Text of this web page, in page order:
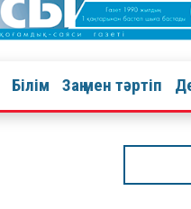
Білім Заң мен тәртіп